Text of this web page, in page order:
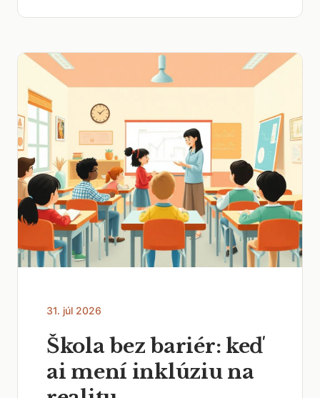
31. júl 2026
Škola bez bariér: keď
ai mení inklúziu na